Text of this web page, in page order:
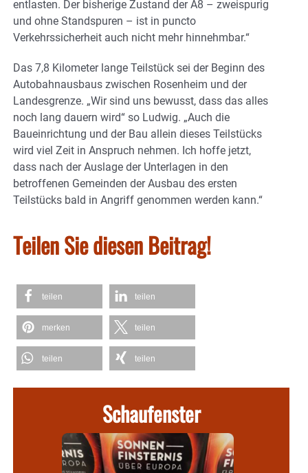
entlasten. Der bisherige Zustand der A8 – zweispurig
und ohne Standspuren – ist in puncto
Verkehrssicherheit auch nicht mehr hinnehmbar.“
Das 7,8 Kilometer lange Teilstück sei der Beginn des
Autobahnausbaus zwischen Rosenheim und der
Landesgrenze. „Wir sind uns bewusst, dass das alles
noch lang dauern wird“ so Ludwig. „Auch die
Baueinrichtung und der Bau allein dieses Teilstücks
wird viel Zeit in Anspruch nehmen. Ich hoffe jetzt,
dass nach der Auslage der Unterlagen in den
betroffenen Gemeinden der Ausbau des ersten
Teilstücks bald in Angriff genommen werden kann.“
Teilen Sie diesen Beitrag!
teilen teilen
merken teilen
teilen teilen
Schaufenster